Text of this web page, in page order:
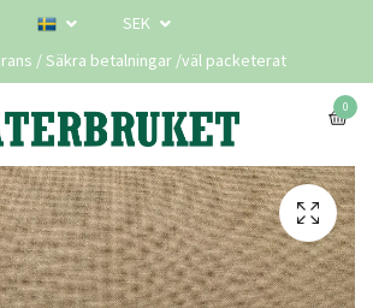
SEK
/ Säkra betalningar /väl packeterat
0